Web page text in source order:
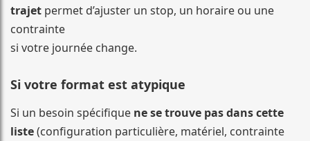
trajet permet d’ajuster un stop, un horaire ou une
contrainte
si votre journée change.
Si votre format est atypique
Si un besoin spécifique ne se trouve pas dans cette
liste(configuration particulière, matériel, contrainte